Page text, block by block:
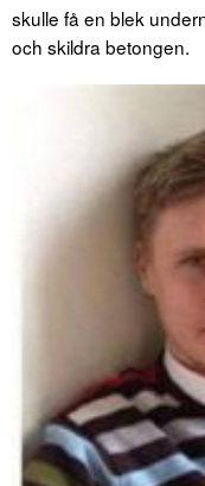
skulle få en blek
och skildra betongen.